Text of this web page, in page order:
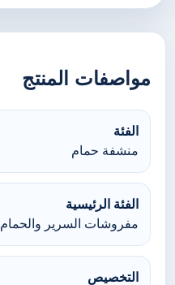
مواصفات المنتج
الفئة
منشفة حمام
الفئة الرئيسية
مفروشات السرير والحمام
التخصيص